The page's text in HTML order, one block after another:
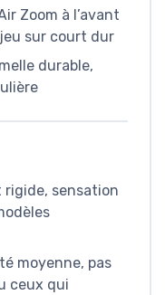
Zoom à l’avant
sur court dur
durable,
rigide, sensation
moyenne, pas
ceux qui